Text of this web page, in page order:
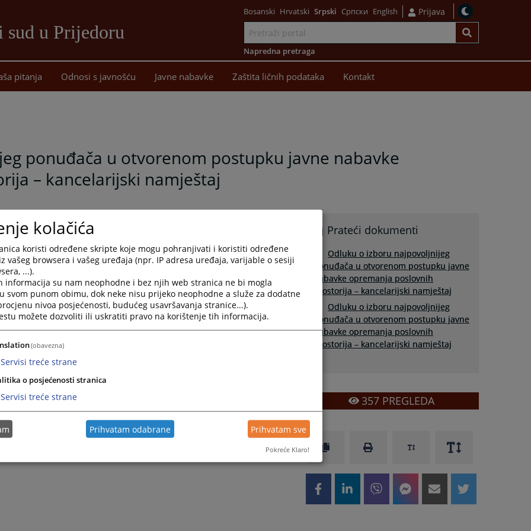
u Prijedoru
sadržaj
Bosanski Hrvatski Srpski Српски English Prijava
Napredna pretraga
pitanja Odnosi s javnošću Javne nabavke Zaštita ličnih podataka Kontakt
ponuđača u otvorenom postupku javne nabavke
– kancelarijski namještaj
(„Službeni glasnik BiH“, br. 39/14), predsjednik suda donosi:
NAJPOVOLJNIJEG PONUĐAČA
poslovnih prostorija – kancelarijski namještaj
Prateći dokumenti
Odluku o izboru najpovoljnijeg
ponuđača u otvorenom postupku javne
nabavke opremanja poslovnih
prostorija – kancelarijski namještaj
Odluku o izboru najpovoljnijeg
ponuđača u otvorenom postupku javne
nabavke opremanja poslovnih
prostorija – kancelarijski namještaj
357PREGLEDA
kolačića
koristi određene skripte koje mogu pohranjivati i koristiti određene
vašeg browsera i vašeg uređaja (npr. IP adresa uređaja, varijable o sesiji
...).
informacija su nam neophodne i bez njih web stranica ne bi mogla
svom punom obimu, dok neke nisu prijeko neophodne a služe za dodatne
nivoa posjećenosti, budućeg usavršavanja stranice...).
možete dozvoliti ili uskratiti pravo na korištenje tih informacija.
(obavezna)
Servisi treće strane
o posjećenosti stranica
Servisi treće strane
Prihvatam odabrane Prihvatam sve
Pokreće Klaro!